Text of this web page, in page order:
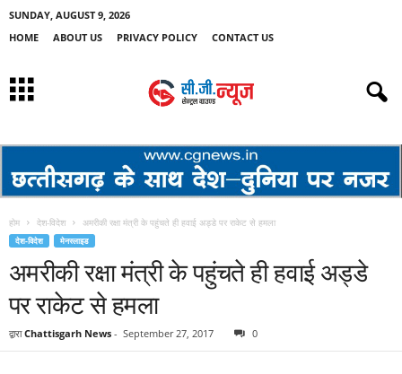
SUNDAY, AUGUST 9, 2026
HOME
ABOUT US PRIVACY POLICY CONTACT US
होम देश-विदेश अमरीकी रक्षा मंत्री के पहुंचते ही हवाई अड्डे पर राकेट से हमला
देश-विदेश मेनस्लाइड
अमरीकी रक्षा मंत्री के पहुंचते ही हवाई अड्डे
पर राकेट से हमला
द्वारा Chattisgarh News - September 27, 2017 0